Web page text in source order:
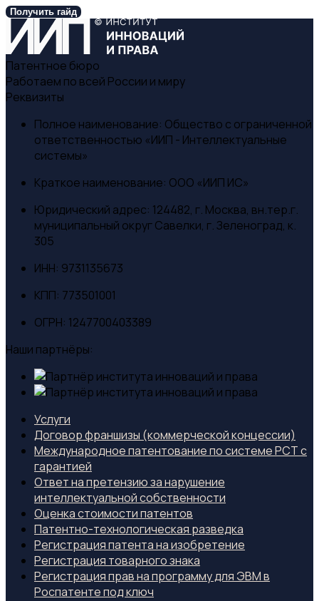
Получить гайд
Патентное бюро
Работаем по всей России и миру
Реквизиты
Полное наименование: Общество с ограниченной
ответственностью «ИИП - Интеллектуальные
системы»
Краткое наименование: ООО «ИИП ИС»
Юридический адрес: 124482, г. Москва, вн.тер.г.
муниципальный округ Савелки, г. Зеленоград, к.
305
ИНН: 9731135673
КПП: 773501001
ОГРН: 1247700403389
Наши партнёры:
Услуги
Договор франшизы (коммерческой концессии)
Международное патентование по системе PCT с
гарантией
Ответ на претензию за нарушение
интеллектуальной собственности
Оценка стоимости патентов
Патентно-технологическая разведка
Регистрация патента на изобретение
Регистрация товарного знака
Регистрация прав на программу для ЭВМ в
Роспатенте под ключ